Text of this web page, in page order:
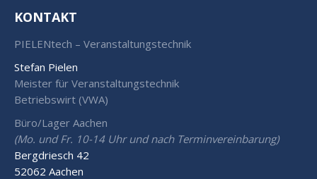
KONTAKT
PIELENtech – Veranstaltungstechnik
Stefan Pielen
Meister für Veranstaltungstechnik
Betriebswirt (VWA)
Büro/Lager Aachen
(Mo. und Fr. 10-14 Uhr und nach Terminvereinbarung)
Bergdriesch 42
52062 Aachen